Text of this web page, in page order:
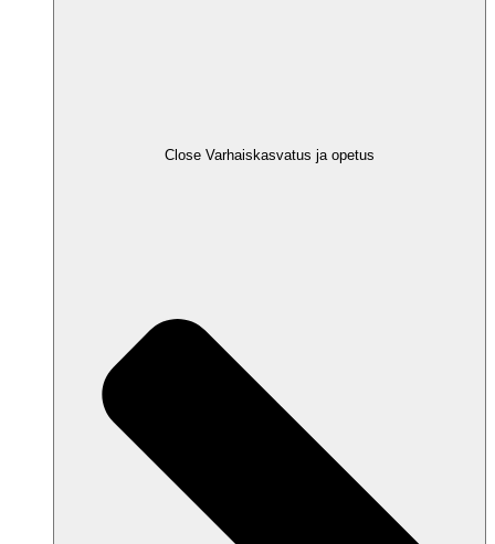
Close Varhaiskasvatus ja opetus